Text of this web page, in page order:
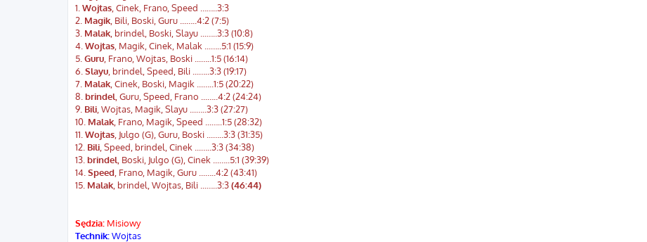
1. Wojtas , Cinek, Frano, Speed ……..3:3
2. Magik , Bili, Boski, Guru ...…..4:2 (7:5)
3. Malak , brindel, Boski, Slayu ...…..3:3 (10:8)
4. Wojtas , Magik, Cinek, Malak ...…..5:1 (15:9)
5. Guru , Frano, Wojtas, Boski ...…..1:5 (16:14)
6. Slayu , brindel, Speed, Bili ...…..3:3 (19:17)
7. Malak , Cinek, Boski, Magik ...…..1:5 (20:22)
8. brindel , Guru, Speed, Frano ...…..4:2 (24:24)
9. Bili , Wojtas, Magik, Slayu ...…..3:3 (27:27)
10. Malak , Frano, Magik, Speed ...…..1:5 (28:32)
11. Wojtas , Julgo (G), Guru, Boski ...…..3:3 (31:35)
12. Bili , Speed, brindel, Cinek ...…..3:3 (34:38)
13. brindel , Boski, Julgo (G), Cinek ...…..5:1 (39:39)
14. Speed , Frano, Magik, Guru ...…..4:2 (43:41)
15. Malak , brindel, Wojtas, Bili ...…..3:3(46:44)
Sędzia: Misiowy
Technik:Wojtas